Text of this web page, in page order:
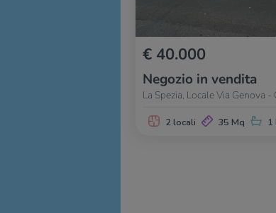
€ 40.000
Negozio in vendita
La Spezia, Locale Via Genova -
2 locali 35 Mq 1